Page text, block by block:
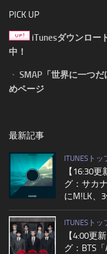
PICK UP
iTunesダウンロー
中！
・ SMAP「世界に一つ
めページ
最新記事
ITUNESト
【16:30
グ：サカ
にM!LK、
ITUNESト
【4:00更
グ：BTS